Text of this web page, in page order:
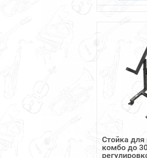
Стойка для
комбо до